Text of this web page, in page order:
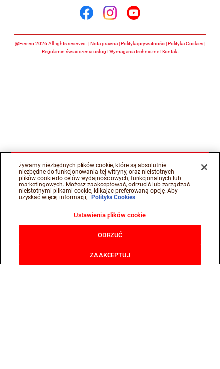
@Ferrero 2026 All rights reserved. Nota prawna Polityka prywatności Polityka Cookies
Regulamin świadczenia usług
Wymagania techniczne Kontakt
żywamy niezbędnych plików cookie, które są absolutnie
niezbędne do funkcjonowania tej witryny, oraz nieistotnych
plików cookie do celów wydajnościowych, funkcjonalnych lub
marketingowych. Możesz zaakceptować, odrzucić lub zarządzać
nieistotnymi plikami cookie, klikając preferowaną opcję. Aby
uzyskać więcej informacji,
Polityka Cookies
Ustawienia plików cookie
ODRZUĆ
ZAAKCEPTUJ